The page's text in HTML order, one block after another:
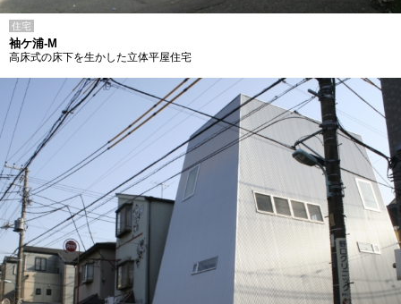
住宅
袖ケ浦-M
高床式の床下を生かした立体平屋住宅